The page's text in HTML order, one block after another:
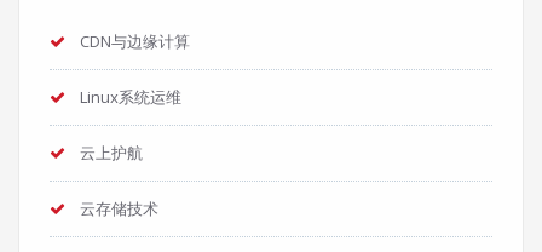
CDN与边缘计算
Linux系统运维
云上护航
云存储技术